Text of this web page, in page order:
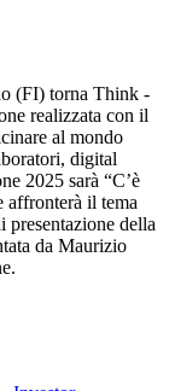
(FI) torna Think -
realizzata con il
al mondo
digital
2025 sarà “C’è
affronterà il tema
presentazione della
da Maurizio